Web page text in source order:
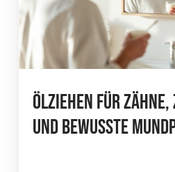
Ölziehen Für
Und Bewusste